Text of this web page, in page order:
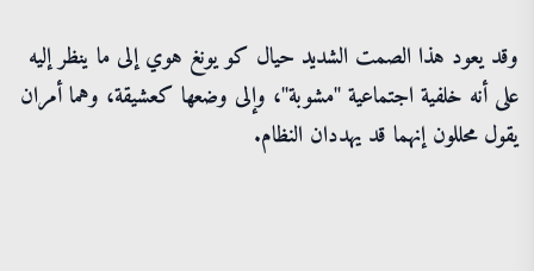
وقد يعود هذا الصمت الشديد حيال كو يونغ هوي إلى ما ينظر إليه
على أنه خلفية اجتماعية "مشوبة"، وإلى وضعها كعشيقة، وهما أمران
يقول محللون إنهما قد يهددان النظام.